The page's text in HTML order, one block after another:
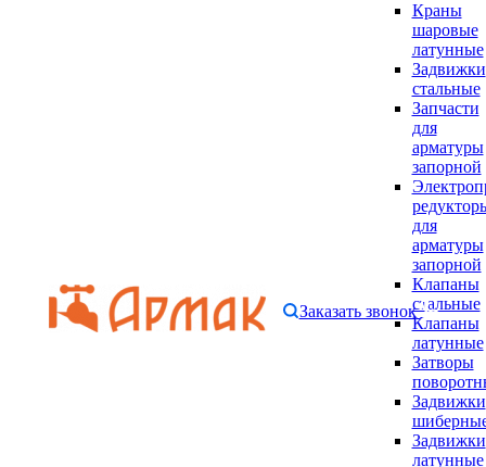
Краны
шаровые
латунные
Задвижки
стальные
Запчасти
для
арматуры
запорной
для
арматуры
запорной
Клапаны
стальные
Клапаны
латунные
Затворы
Задвижки
Задвижки
латунные
Заказать звонок